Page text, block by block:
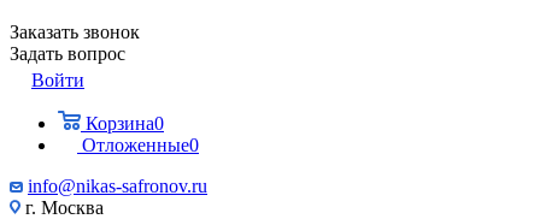
Заказать звонок
Задать вопрос
Войти
Корзина0
Отложенные0
info@nikas-safronov.ru
г. Москва